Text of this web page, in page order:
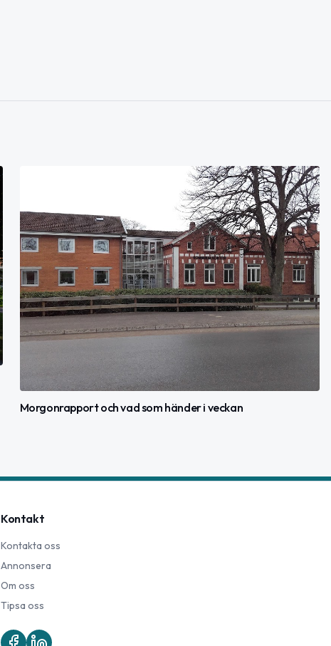
Morgonrapport och vad som händer i veckan
Kontakt
Kontakta oss
Annonsera
Om oss
Tipsa oss